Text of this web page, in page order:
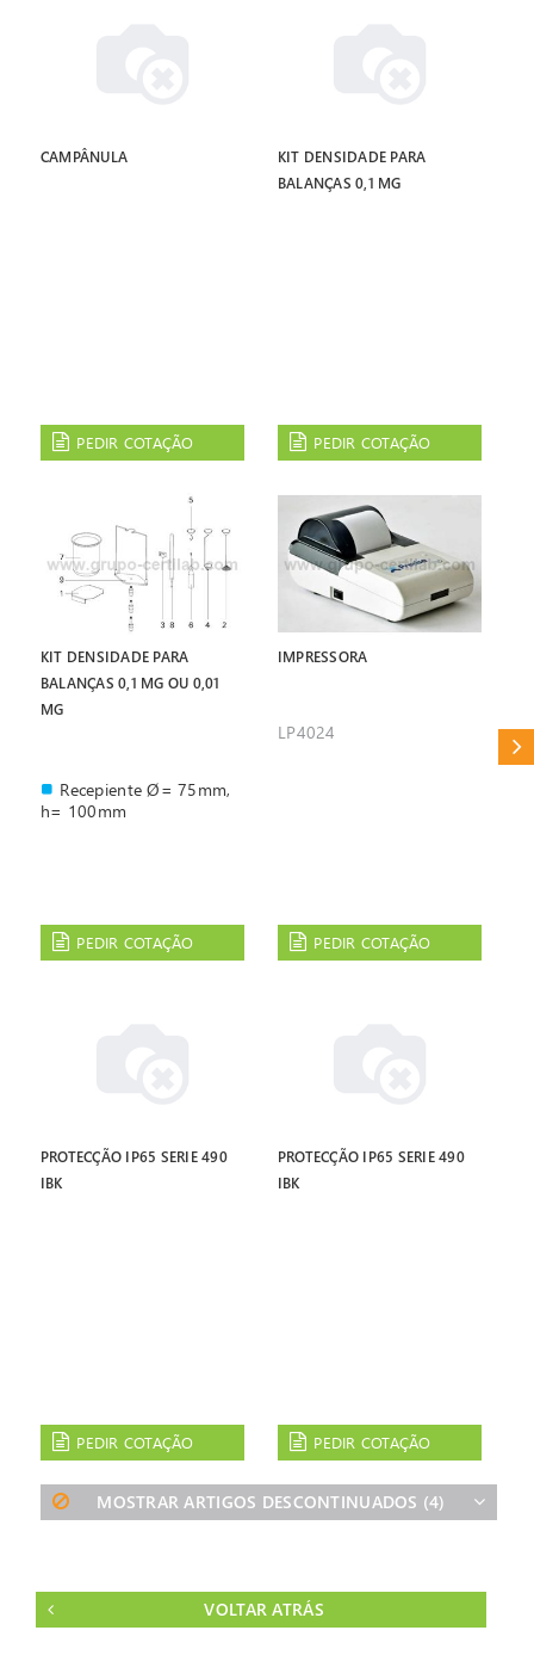
CAMPÂNULA
PEDIR COTAÇÃO
KIT DENSIDADE PARA
BALANÇAS 0,1 MG
PEDIR COTAÇÃO
KIT DENSIDADE PARA
BALANÇAS 0,1 MG OU 0,01
MG
Recepiente Ø= 75mm,
h= 100mm
PEDIR COTAÇÃO
IMPRESSORA
LP4024
PEDIR COTAÇÃO
PROTECÇÃO IP65 SERIE 490
IBK
PEDIR COTAÇÃO
PROTECÇÃO IP65 SERIE 490
IBK
PEDIR COTAÇÃO
MOSTRAR ARTIGOS DESCONTINUADOS (4)
VOLTAR ATRÁS